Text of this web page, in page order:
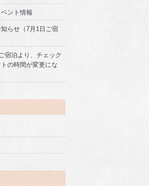
ベント情報
らせ（7月1日ご宿
宿泊より、チェック
の時間が変更にな